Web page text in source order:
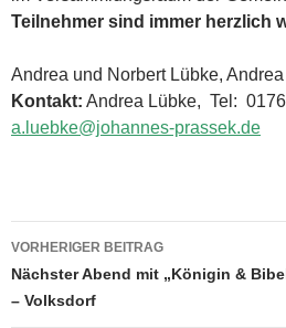
Teilnehmer sind immer herzlich
Andrea und Norbert Lübke,
Kontakt: Andrea Lübke, Tel:
a.luebke@johannes-prassek.de
Beitragsnavigation
VORHERIGER BEITRAG
Nächster Abend mit „Königin &
– Volksdorf